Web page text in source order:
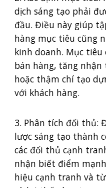
dịch sáng tạo phải
đầu. Điều này giúp
hàng mục tiêu cũng
kinh doanh. Mục
bán hàng, tăng
hoặc thậm chí tạo
với khách hàng.
3. Phân tích đối thủ:
lược sáng tạo thành
các đối thủ cạnh
nhận biết điểm
hiệu cạnh tranh và